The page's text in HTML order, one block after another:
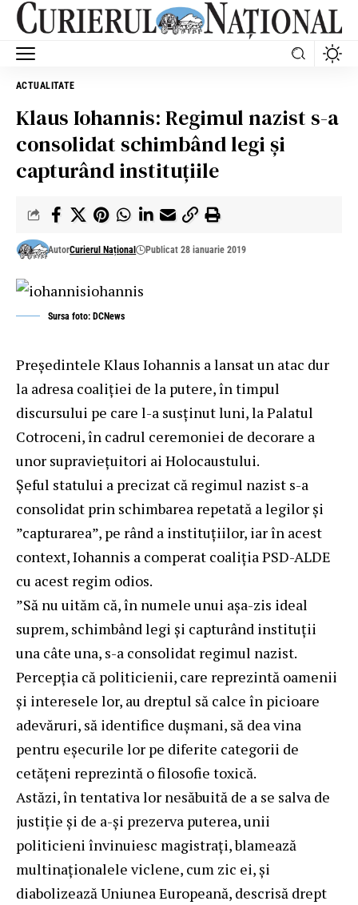
ACTUALITATE
Klaus Iohannis: Regimul nazist s-a
consolidat schimbând legi și
capturând instituțiile
AutorCurierul Național Publicat 28 ianuarie 2019
Sursa foto: DCNews
Președintele Klaus Iohannis a lansat un atac dur
la adresa coaliției de la putere, în timpul
discursului pe care l-a susținut luni, la Palatul
Cotroceni, în cadrul ceremoniei de decorare a
unor supraviețuitori ai Holocaustului.
Șeful statului a precizat că regimul nazist s-a
consolidat prin schimbarea repetată a legilor și
”capturarea”, pe rând a instituțiilor, iar în acest
context, Iohannis a comperat coaliția PSD-ALDE
cu acest regim odios.
”Să nu uităm că, în numele unui așa-zis ideal
suprem, schimbând legi și capturând instituții
una câte una, s-a consolidat regimul nazist.
Percepția că politicienii, care reprezintă oamenii
și interesele lor, au dreptul să calce în picioare
adevăruri, să identifice dușmani, să dea vina
pentru eșecurile lor pe diferite categorii de
cetățeni reprezintă o filosofie toxică.
Astăzi, în tentativa lor nesăbuită de a se salva de
justiție și de a-și prezerva puterea, unii
politicieni învinuiesc magistrați, blamează
multinaționalele viclene, cum zic ei, și
diabolizează Uniunea Europeană, descrisă drept